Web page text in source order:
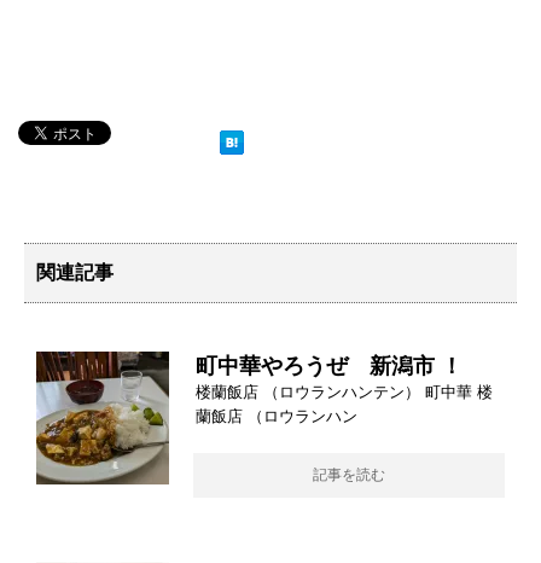
関連記事
町中華やろうぜ 新潟市 ！
楼蘭飯店 （ロウランハンテン） 町中華 楼
蘭飯店 （ロウランハン
記事を読む